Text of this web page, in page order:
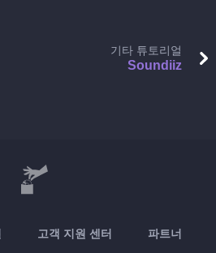
기타 튜토리얼
Soundiiz
고객 지원 센터 파트너